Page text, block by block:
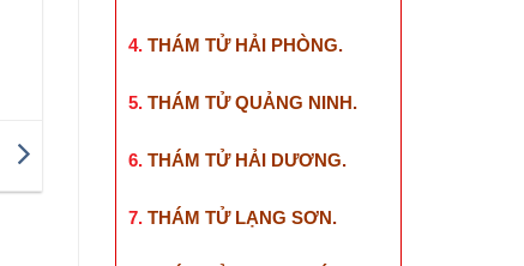
4. THÁM TỬ HẢI PHÒNG.
5. THÁM TỬ QUẢNG NINH.
6. THÁM TỬ HẢI DƯƠNG.
7. THÁM TỬ LẠNG SƠN.